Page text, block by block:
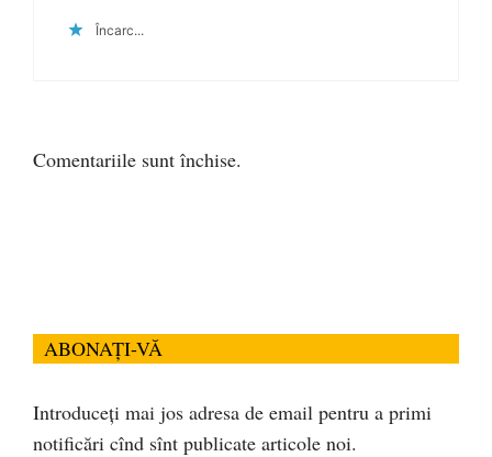
Încarc...
Comentariile sunt închise.
ABONAȚI-VĂ
Introduceți mai jos adresa de email pentru a primi
notificări cînd sînt publicate articole noi.